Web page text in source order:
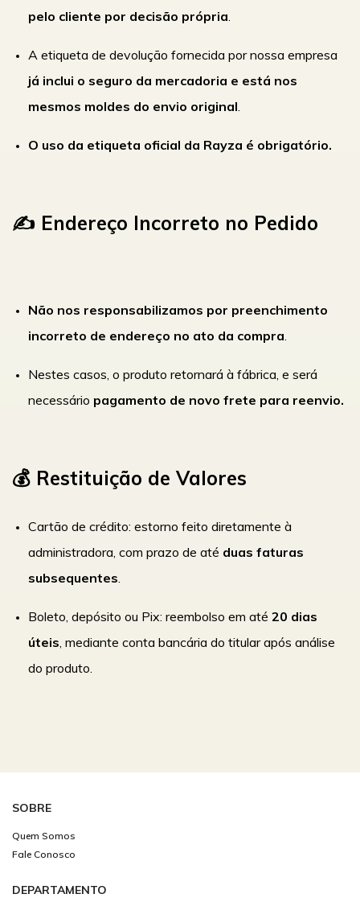
pelo cliente por decisão própria
A etiqueta de devolução fornecida por nossa empresa
já inclui o seguro da mercadoria e está nos
mesmos moldes do envio original
O uso da etiqueta oficial da Rayza é obrigatório.
✍️ Endereço Incorreto no Pedido
Não nos responsabilizamos por preenchimento
incorreto de endereço no ato da compra
Nestes casos, o produto retornará à fábrica, e será
necessário pagamento de novo frete para reenvio.
💰 Restituição de Valores
Cartão de crédito: estorno feito diretamente à
administradora, com prazo de até duas faturas
subsequentes
Boleto, depósito ou Pix: reembolso em até 20 dias
úteis , mediante conta bancária do titular após análise
do produto.
SOBRE
Quem Somos
Fale Conosco
DEPARTAMENTO